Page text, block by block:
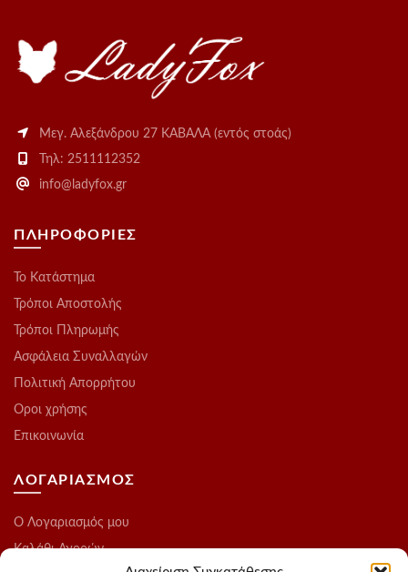
Μεγ. Αλεξάνδρου 27 ΚΑΒΑΛΑ (εντός στοάς)
Τηλ: 2511112352
info@ladyfox.gr
ΠΛΗΡΟΦΟΡΙΕΣ
Το Kατάστημα
Τρόποι Αποστολής
Τρόποι Πληρωμής
Ασφάλεια Συναλλαγών
Πολιτική Απορρήτου
Οροι χρήσης
Επικοινωνία
ΛΟΓΑΡΙΑΣΜΟΣ
O Λογαριασμός μου
Καλάθι Αγορών